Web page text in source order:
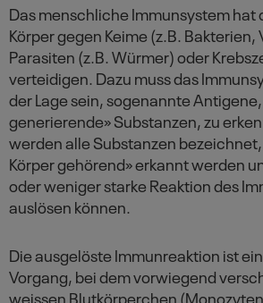
Das menschliche Immunsystem hat
Körper gegen Keime (z.B. Bakterien,
Parasiten (z.B. Würmer) oder
verteidigen. Dazu muss das
der Lage sein, sogenannte
generierende» Substanzen, zu
werden alle Substanzen
Körper gehörend» erkannt werden
oder weniger starke Reaktion des
auslösen können.
Die ausgelöste Immunreaktion ist
Vorgang, bei dem vorwiegend
weissen Blutkörperchen